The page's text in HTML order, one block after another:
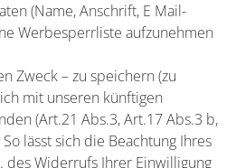
(Name, Anschrift, E Mail-
Werbesperrliste aufzunehmen
Zweck – zu speichern (zu
mit unseren künftigen
(Art.21 Abs.3, Art.17 Abs.3 b,
lässt sich die Beachtung Ihres
Widerrufs Ihrer Einwilligung